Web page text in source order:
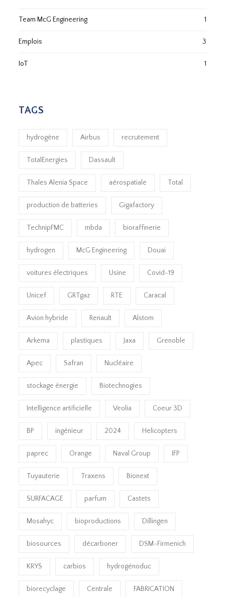
Team McG Engineering 1
Emplois 3
IoT 1
TAGS
hydrogène Airbus recrutement
TotalEnergies Dassault
Thales Alenia Space aérospatiale Total
production de batteries Gigafactory
TechnipFMC mbda bioraffinerie
hydrogen McG Engineering Douai
voitures électriques Usine Covid-19
Unicef GRTgaz RTE Caracal
Avion hybride Renault Alstom
Arkema plastiques Jaxa Grenoble
Apec Safran Nucléaire
stockage énergie Biotechnogies
Intelligence artificielle Veolia Coeur 3D
BP ingénieur 2024 Helicopters
paprec Orange Naval Group IFP
Tuyauterie Traxens Bionext
SURFACAGE parfum Castets
Mosahyc bioproductions Dillingen
biosources décarboner DSM-Firmenich
KRYS carbios hydrogénoduc
biorecyclage Centrale FABRICATION